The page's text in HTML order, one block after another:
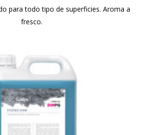
para todo tipo de superficies. Aroma a
fresco.